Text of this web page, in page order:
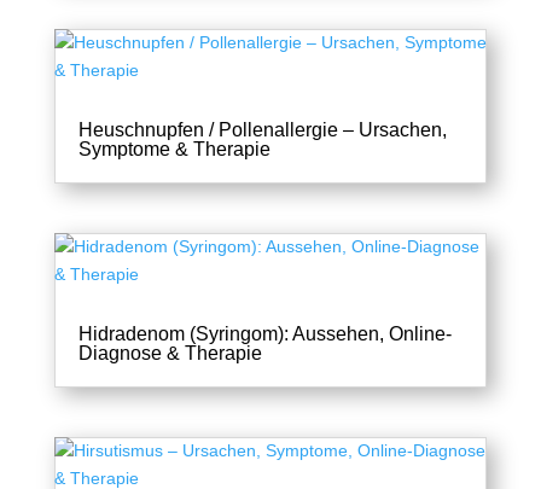
Heuschnupfen / Pollenallergie – Ursachen,
Symptome & Therapie
Hidradenom (Syringom): Aussehen, Online-
Diagnose & Therapie